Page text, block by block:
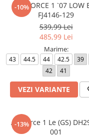
-10%
AIR FORCE 1 `07 LOW
FJ4146-129
539,99 Lei
485,99 Lei
Marime:
43 44.5 44 42.5 39
42
41
VEZI VARIANTE
-13%
Air Force 1 Le (GS)
001